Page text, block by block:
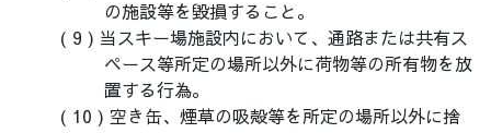
の施設等を毀損すること。
当スキー場施設内において、通路または共有ス
ペース等所定の場所以外に荷物等の所有物を放
置する行為。
空き缶、煙草の吸殻等を所定の場所以外に捨